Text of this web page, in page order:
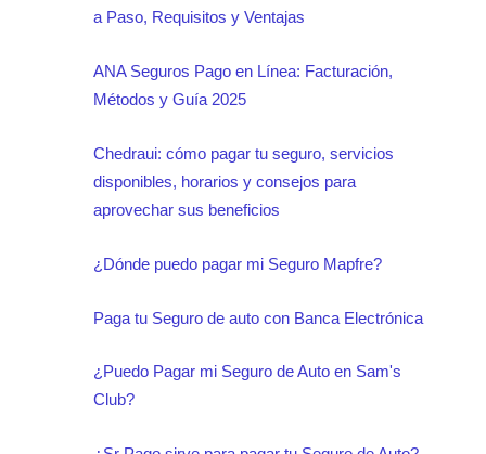
a Paso, Requisitos y Ventajas
ANA Seguros Pago en Línea: Facturación,
Métodos y Guía 2025
Chedraui: cómo pagar tu seguro, servicios
disponibles, horarios y consejos para
aprovechar sus beneficios
¿Dónde puedo pagar mi Seguro Mapfre?
Paga tu Seguro de auto con Banca Electrónica
¿Puedo Pagar mi Seguro de Auto en Sam's
Club?